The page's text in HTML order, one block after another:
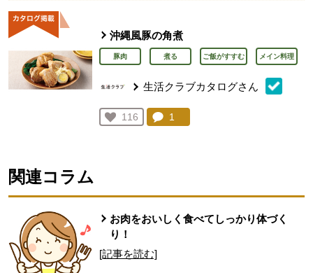
沖縄風豚の角煮
豚肉 煮る ご飯がすすむ メイン料理
生活クラブカタログさん
お気に入り登録：
116
人が登録
コメント：
1
関連コラム
お肉をおいしく食べてしっかり体づく
り！
[記事を読む]